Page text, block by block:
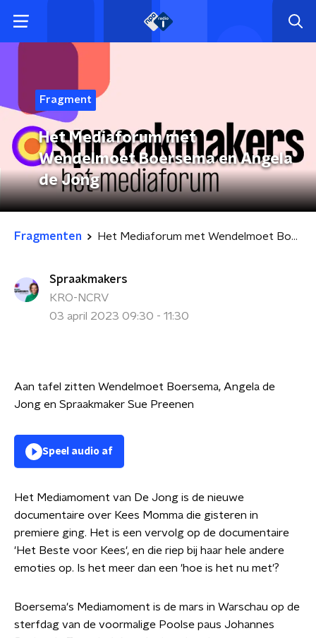
Fragment
Het Mediaforum met
Wendelmoet Boersema en Angela
de Jong
Fragmenten Het Mediaforum met Wendelmoet Boersema en Angela de Jong
Spraakmakers
KRO-NCRV
03 april 2023 09:30 - 11:30
Aan tafel zitten Wendelmoet Boersema, Angela de
Jong en Spraakmaker Sue Preenen
Speel audio af
Het Mediamoment van De Jong is de nieuwe
documentaire over Kees Momma die gisteren in
premiere ging. Het is een vervolg op de documentaire
'Het Beste voor Kees', en die riep bij haar hele andere
emoties op. Is het meer dan een 'hoe is het nu met'?
Boersema's Mediamoment is de mars in Warschau op de
sterfdag van de voormalige Poolse paus Johannes